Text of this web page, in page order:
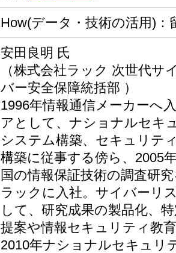
How(データ・技術の活用)：
安田良明 氏
（株式会社ラック 次世代
バー安全保障統括部 ）
1996年情報通信メーカーへ
アとして、ナショナルセキ
システム構築、セキュリテ
構築に従事する傍ら、2005
国の情報保証技術の調査研
ラックに入社。サイバーリ
して、研究成果の製品化、
提案や情報セキュリティ教
2010年ナショナルセキュリ